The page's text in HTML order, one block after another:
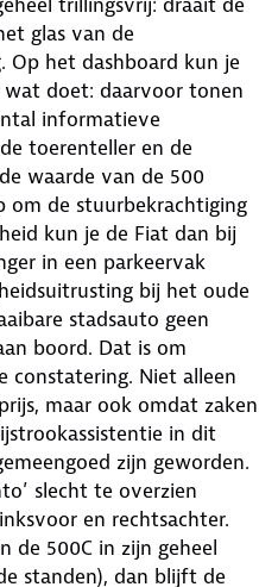
glas van de
Op het dashboard kun je
wat doet: daarvoor tonen
informatieve
toerenteller en de
waarde van de 500
om de stuurbekrachtiging
kun je de Fiat dan bij
in een parkeervak
bij het oude
stadsauto geen
boord. Dat is om
constatering. Niet alleen
maar ook omdat zaken
in dit
zijn geworden.
slecht te overzien
en rechtsachter.
de 500C in zijn geheel
standen), dan blijft de